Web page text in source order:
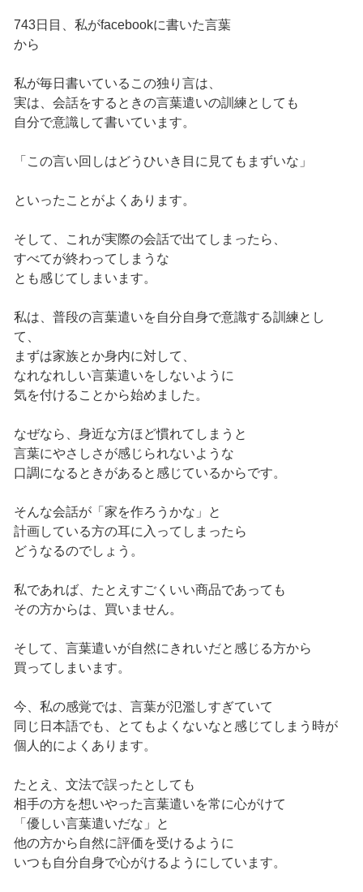
743日目、私がfacebookに書いた言葉
から
私が毎日書いているこの独り言は、
実は、会話をするときの言葉遣いの訓練としても
自分で意識して書いています。
「この言い回しはどうひいき目に見てもまずいな」
といったことがよくあります。
そして、これが実際の会話で出てしまったら、
すべてが終わってしまうな
とも感じてしまいます。
私は、普段の言葉遣いを自分自身で意識する訓練とし
て、
まずは家族とか身内に対して、
なれなれしい言葉遣いをしないように
気を付けることから始めました。
なぜなら、身近な方ほど慣れてしまうと
言葉にやさしさが感じられないような
口調になるときがあると感じているからです。
そんな会話が「家を作ろうかな」と
計画している方の耳に入ってしまったら
どうなるのでしょう。
私であれば、たとえすごくいい商品であっても
その方からは、買いません。
そして、言葉遣いが自然にきれいだと感じる方から
買ってしまいます。
今、私の感覚では、言葉が氾濫しすぎていて
同じ日本語でも、とてもよくないなと感じてしまう時が
個人的によくあります。
たとえ、文法で誤ったとしても
相手の方を想いやった言葉遣いを常に心がけて
「優しい言葉遣いだな」と
他の方から自然に評価を受けるように
いつも自分自身で心がけるようにしています。